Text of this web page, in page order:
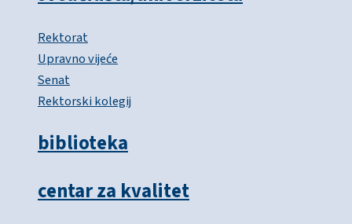
Rektorat
Upravno vijeće
Senat
Rektorski kolegij
biblioteka
centar za kvalitet